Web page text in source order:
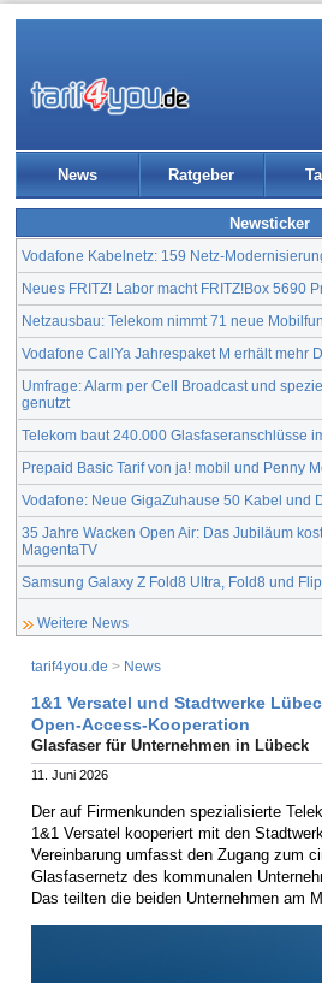
News Ratgeber
Newsticker
Vodafone Kabelnetz: 159 Netz-
Neues FRITZ! Labor macht FRITZ!Box 5690
Netzausbau: Telekom nimmt 71 neue
Vodafone CallYa Jahrespaket M erhält mehr
Umfrage: Alarm per Cell Broadcast und
genutzt
Telekom baut 240.000 Glasfaseranschlüsse
Prepaid Basic Tarif von ja! mobil und Penny
Vodafone: Neue GigaZuhause 50 Kabel und
35 Jahre Wacken Open Air: Das Jubiläum
MagentaTV
Samsung Galaxy Z Fold8 Ultra, Fold8 und
Weitere News
tarif4you.de > News
1&1 Versatel und Stadtwerke
Open-Access-Kooperation
Glasfaser für Unternehmen in Lübeck
11. Juni 2026
Der auf Firmenkunden spezialisierte
1&1 Versatel kooperiert mit den
Vereinbarung umfasst den Zugang zum
Glasfasernetz des kommunalen
Das teilten die beiden Unternehmen am